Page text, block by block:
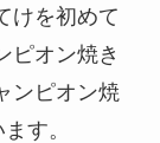
けを初めて
ピオン焼き
ンピオン焼
す。